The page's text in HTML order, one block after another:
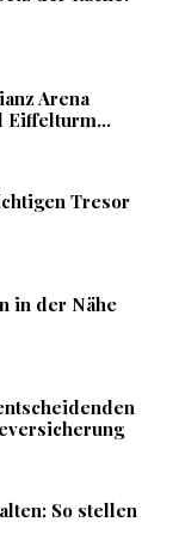
Arena
Eiffelturm...
Tresor
in der Nähe
So stellen